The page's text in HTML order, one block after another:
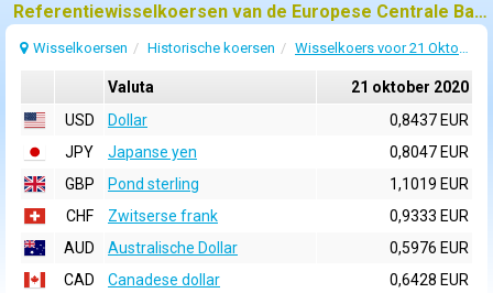
Referentiewisselkoersen van de Europese Centrale Bank (ECB) voor 21 oktober 2020
Wisselkoersen Historische koersen Wisselkoers voor 21 Oktober 2020
Valuta
21 oktober 2020
USD
Dollar
0,8437 EUR
JPY
Japanse yen
0,8047 EUR
GBP
Pond sterling
1,1019 EUR
CHF
Zwitserse frank
0,9333 EUR
AUD
Australische Dollar
0,5976 EUR
CAD
Canadese dollar
0,6428 EUR